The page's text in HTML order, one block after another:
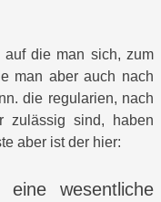
die man sich, zum
man aber auch nach
die regularien, nach
zulässig sind, haben
aber ist der hier:
eine wesentliche